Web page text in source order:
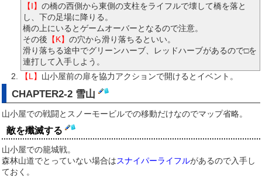
【I】 の橋の西側から東側の支柱をライフルで壊して橋を落と
し、下の足場に降りる。
橋の上にいるとゲームオーバーとなるので注意。
その後 【K】 の穴から滑り落ちるといい。
滑り落ちる途中でグリーンハーブ、レッドハーブがあるので□を
連打して入手しよう。
【L】 山小屋前の扉を協力アクションで開けるとイベント。
CHAPTER2-2 雪山
山小屋での戦闘とスノーモービルでの移動だけなのでマップ省略。
敵を殲滅する
山小屋での籠城戦。
森林山道でとっていない場合はスナイパーライフルがあるので入手し
ておく。